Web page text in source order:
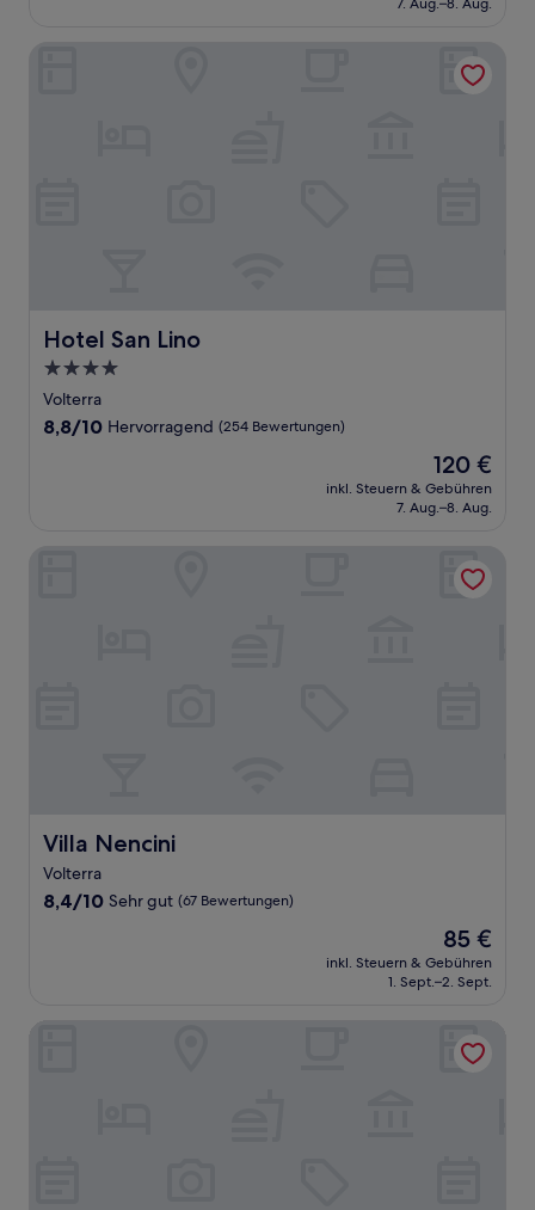
Bewertungen)
Hotel San Lino
Hotel San Lino
4.0-
Sterne-
Unterkunft
Volterra
8.8
8,8/10 Hervorragend (254 Bewertungen)
Der
Preis
beträgt
120 €
inkl. Steuern & Gebühren
7. Aug.–8. Aug.
Villa Nencini
Villa Nencini
Volterra
8.4
Bewertungen)
8,4/10 Sehr gut (67 Bewertungen)
Der
Preis
beträgt
85 €
inkl. Steuern & Gebühren
1. Sept.–2. Sept.